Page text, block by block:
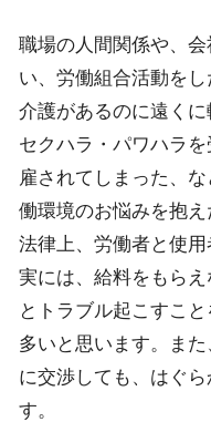
職場の人間関係や、
い、労働組合活動を
介護があるのに遠く
セクハラ・パワハラ
雇されてしまった、
働環境のお悩みを抱え
法律上、労働者と使
実には、給料をもら
とトラブル起こすこ
多いと思います。ま
に交渉しても、はぐ
す。